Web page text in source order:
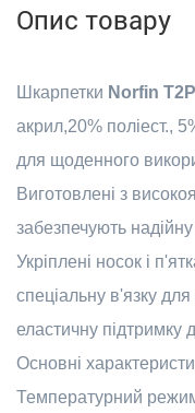
Опис товару
Шкарпетки Norfin
акрил,20% поліест.,
для щоденного
Виготовлені з
забезпечують
Укріплені носок і
спеціальну в'язку
еластичну підтримку
Основні
Температурний